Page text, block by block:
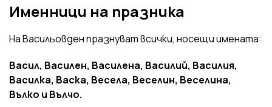
Именници на празника
На Васильовден празнуват всички, носещи имената:
Васил, Василен, Василена, Василий, Василия,
Василка, Васка, Весела, Веселин, Веселина,
Вълко и Вълчо.